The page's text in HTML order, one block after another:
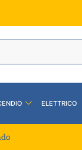
ELETTRICO